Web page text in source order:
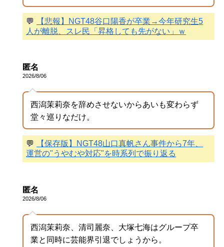
💬
【悲報】NGT48谷口陽香が卒業→今年研究生5
人が離脱、スレ民「昇格しても先がない」ｗ
匿名
2026/8/06
西潟茉莉奈を辞めさせないからあいも変わらず
堂々巡りなだけ。
💬
【保存版】NGT48山口真帆さん事件から7年、
運営の"うやむや対応"を時系列で振り返る
匿名
2026/8/06
西潟茉莉奈、清司麗奈、大塚七海はグループ卒
業と同時に芸能界引退でしょうから。